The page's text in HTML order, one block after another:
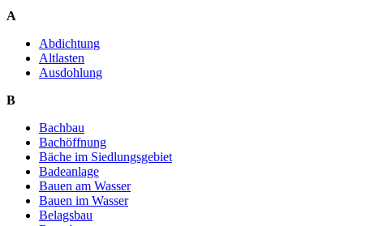
A
Abdichtung
Altlasten
Ausdohlung
B
Bachbau
Bachöffnung
Bäche im Siedlungsgebiet
Badeanlage
Bauen am Wasser
Bauen im Wasser
Belagsbau